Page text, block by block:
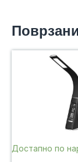
Достапно по